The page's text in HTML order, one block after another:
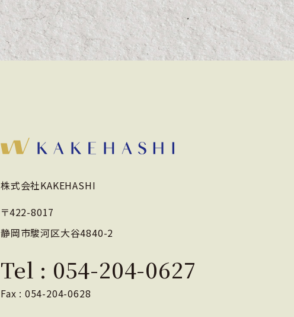
株式会社KAKEHASHI
〒422-8017
静岡市駿河区大谷4840-2
Tel : 054-204-0627
Fax : 054-204-0628